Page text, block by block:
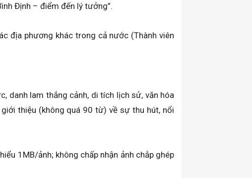
Định – điểm đến lý tưởng”.
địa phương khác trong cả nước (Thành viên
danh lam thắng cảnh, di tích lịch sử, văn hóa
thiệu (không quá 90 từ) về sự thu hút, nổi
1MB/ảnh; không chấp nhận ảnh chắp ghép